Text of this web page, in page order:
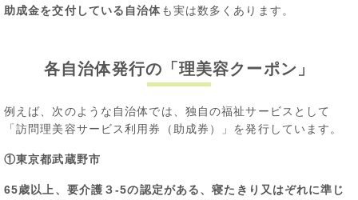
助成金を交付している自治体も実は数多くあります。
各自治体発行の「理美容クーポン」
例えば、次のような自治体では、独自の福祉サービスとして
「訪問理美容サービス利用券（助成券）」を発行しています。
①東京都武蔵野市
65歳以上、要介護３-5の認定がある、寝たきり又はぞれに準じ